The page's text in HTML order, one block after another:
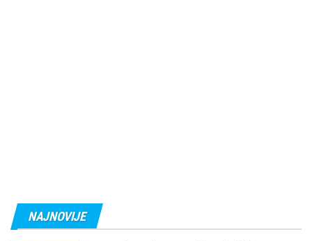
NAJNOVIJE